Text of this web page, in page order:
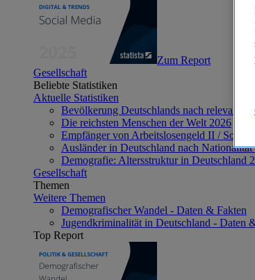
Zum Report
Gesellschaft
Beliebte Statistiken
Aktuelle Statistiken
Bevölkerung Deutschlands nach relevanten
Die reichsten Menschen der Welt 2026
Empfänger von Arbeitslosengeld II /
Ausländer in Deutschland nach Nationalität
Demografie: Altersstruktur in Deutschland
Gesellschaft
Themen
Weitere Themen
Demografischer Wandel - Daten & Fakten
Jugendkriminalität in Deutschland - Daten
Top Report